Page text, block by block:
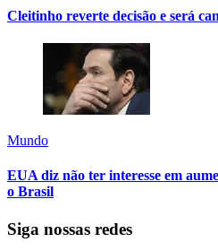
Cleitinho reverte decisão e será
Mundo
EUA diz não ter interesse em
o Brasil
Siga nossas redes